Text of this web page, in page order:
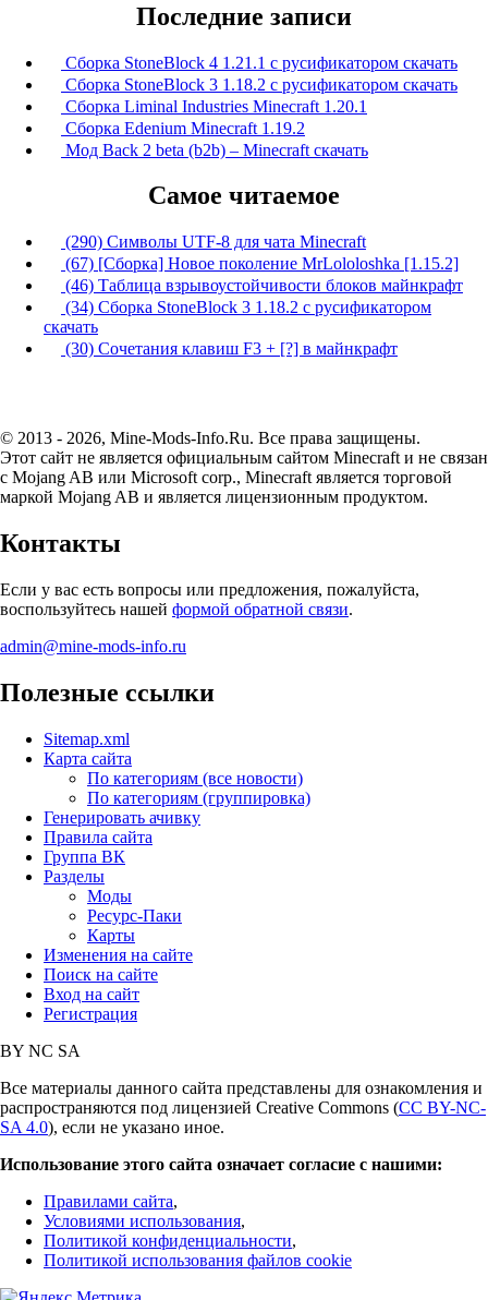
Последние записи
Сборка StoneBlock 4 1.21.1 с русификатором скачать
Сборка StoneBlock 3 1.18.2 с русификатором скачать
Сборка Liminal Industries Minecraft 1.20.1
Сборка Edenium Minecraft 1.19.2
Мод Back 2 beta (b2b) – Minecraft скачать
Самое читаемое
(290) Символы UTF-8 для чата Minecraft
(67) [Сборка] Новое поколение MrLololoshka [1.15.2]
(46) Таблица взрывоустойчивости блоков майнкрафт
(34) Сборка StoneBlock 3 1.18.2 с русификатором
скачать
(30) Сочетания клавиш F3 + [?] в майнкрафт
© 2013 - 2026, Mine-Mods-Info.Ru. Все права защищены.
Этот сайт не является официальным сайтом Minecraft и не связан
с Mojang AB или Microsoft corp., Minecraft является торговой
маркой Mojang AB и является лицензионным продуктом.
Контакты
Если у вас есть вопросы или предложения, пожалуйста,
воспользуйтесь нашей формой обратной связи.
admin@mine-mods-info.ru
Полезные ссылки
Sitemap.xml
Карта сайта
По категориям (все новости)
По категориям (группировка)
Генерировать ачивку
Правила сайта
Группа ВК
Разделы
Моды
Ресурс-Паки
Карты
Изменения на сайте
Поиск на сайте
Вход на сайт
Регистрация
BY NC SA
Все материалы данного сайта представлены для ознакомления и
распространяются под лицензией Creative Commons (CC BY-NC-
SA 4.0), если не указано иное.
Использование этого сайта означает согласие с нашими:
Правилами сайта,
Условиями использования,
Политикой конфиденциальности,
Политикой использования файлов cookie